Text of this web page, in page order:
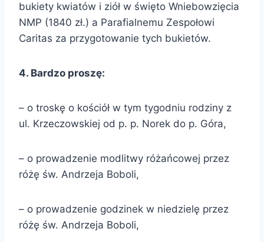
bukiety kwiatów i ziół w święto Wniebowzięcia
NMP (1840 zł.) a Parafialnemu Zespołowi
Caritas za przygotowanie tych bukietów.
4. Bardzo proszę:
– o troskę o kościół w tym tygodniu rodziny z
ul. Krzeczowskiej od p. p. Norek do p. Góra,
– o prowadzenie modlitwy różańcowej przez
różę św. Andrzeja Boboli,
– o prowadzenie godzinek w niedzielę przez
różę św. Andrzeja Boboli,